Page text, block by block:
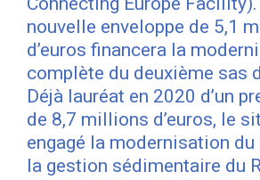
nouvelle enveloppe de 5,1
d’euros financera la
complète du deuxième sas
Déjà lauréat en 2020 d’un
de 8,7 millions d’euros, le
engagé la modernisation du
la gestion sédimentaire du